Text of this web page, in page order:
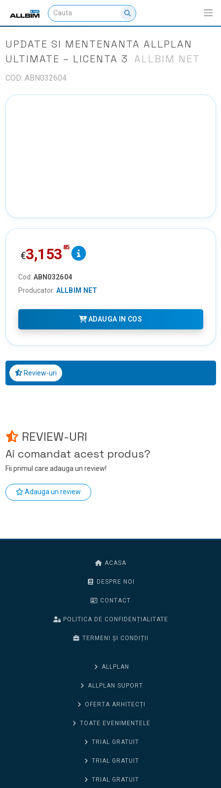
UPDATE SI MENTENANTA ALLPLAN
ULTIMATE – LICENTA 3
ALLBIM NET
COD: ABN032604
€3,153 85
Cod: ABN032604
Producator: ALLBIM NET
ADAUGA IN COS
Review-uri
REVIEW-URI
Ai comandat acest produs?
Fii primul care adauga un review!
Adauga un review
ACASA
DESPRE NOI
CONTACT
POLITICA DE CONFIDENȚIALITATE
TERMENI ȘI CONDIȚII
ALLPLAN
ALLPLAN SUPORT
OFERTA ARHITECȚI
TOATE EVENIMENTELE
TRIAL GRATUIT
TRIAL GRATUIT
TRIAL GRATUIT